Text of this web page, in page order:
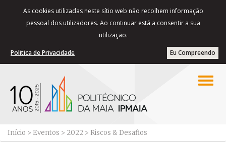
As cookies utilizadas neste sítio web não recolhem informação
pessoal dos utilizadores. Ao continuar está a consentir a sua
utilização.
Eu Compreendo
Politica de Privacidade
Início > Eventos > 2022 > Riscos & Desafios